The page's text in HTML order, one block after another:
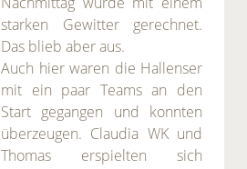
starken Gewitter gerechnet.
Das blieb aber aus.
Auch hier waren die Hallenser
mit ein paar Teams an den
Start gegangen und konnten
überzeugen. Claudia WK und
Thomas erspielten sich